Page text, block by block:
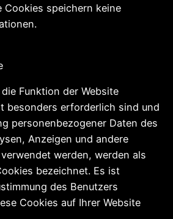
Cookies speichern keine
Funktion der Website
besonders erforderlich sind und
personenbezogener Daten des
Anzeigen und andere
werden, werden als
bezeichnet. Es ist
des Benutzers
Cookies auf Ihrer Website